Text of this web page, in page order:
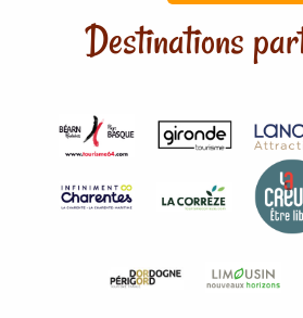
Destinations